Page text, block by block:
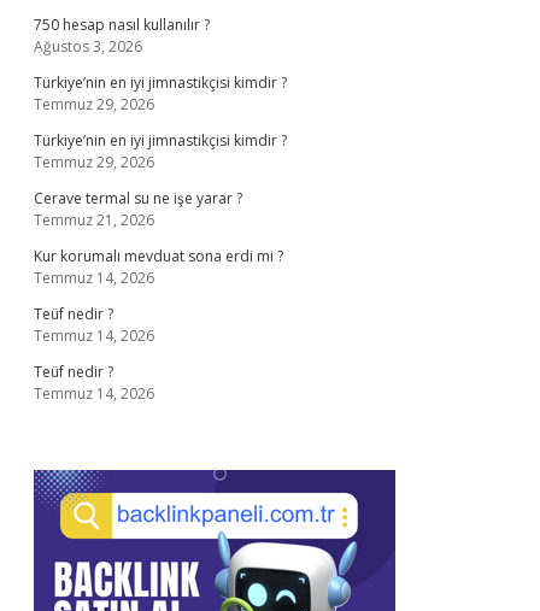
750 hesap nasıl kullanılır ?
Ağustos 3, 2026
Türkiye’nin en iyi jimnastikçisi kimdir ?
Temmuz 29, 2026
Türkiye’nin en iyi jimnastikçisi kimdir ?
Temmuz 29, 2026
Cerave termal su ne işe yarar ?
Temmuz 21, 2026
Kur korumalı mevduat sona erdi mi ?
Temmuz 14, 2026
Teüf nedir ?
Temmuz 14, 2026
Teüf nedir ?
Temmuz 14, 2026